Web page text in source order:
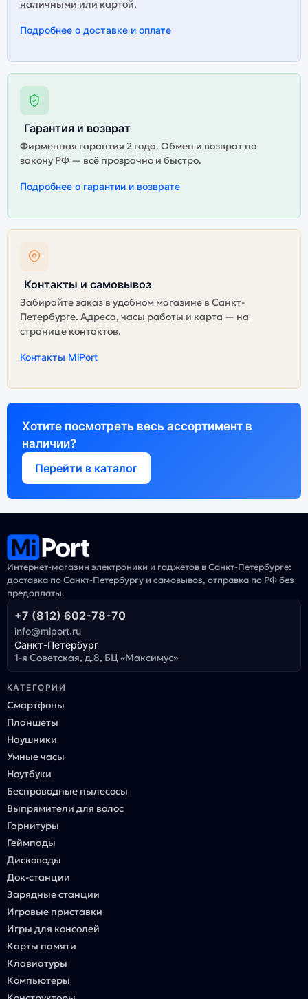
наличными или картой.
Подробнее о доставке и оплате
Гарантия и возврат
Фирменная гарантия 2 года. Обмен и возврат по
закону РФ — всё прозрачно и быстро.
Подробнее о гарантии и возврате
Контакты и самовывоз
Забирайте заказ в удобном магазине в Санкт-
Петербурге. Адреса, часы работы и карта — на
странице контактов.
Контакты MiPort
Хотите посмотреть весь ассортимент в
наличии?
Перейти в каталог
Интернет-магазин электроники и гаджетов в Санкт-Петербурге:
доставка по Санкт-Петербургу и самовывоз, отправка по РФ без
предоплаты.
+7 (812) 602-78-70
info@miport.ru
Санкт-Петербург
1-я Советская, д.8, БЦ «Максимус»
КАТЕГОРИИ
Смартфоны
Планшеты
Наушники
Умные часы
Ноутбуки
Беспроводные пылесосы
Выпрямители для волос
Гарнитуры
Геймпады
Дисководы
Док-станции
Зарядные станции
Игровые приставки
Игры для консолей
Карты памяти
Клавиатуры
Компьютеры